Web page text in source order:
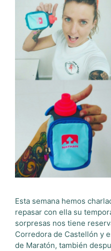
Esta semana hemos
repasar con ella su
sorpresas nos tiene
Corredora de Castellón y
de Maratón, también